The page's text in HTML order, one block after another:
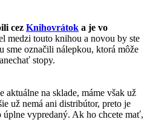
cez Knihovrátok a je vo
medzi touto knihou a novou by ste
sme označili nálepkou, ktorá môže
stopy.
aktuálne na sklade, máme však už
už nemá ani distribútor, preto je
úplne vypredaný. Ak ho chcete mať,